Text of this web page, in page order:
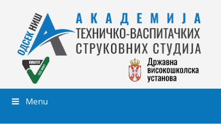
Menu